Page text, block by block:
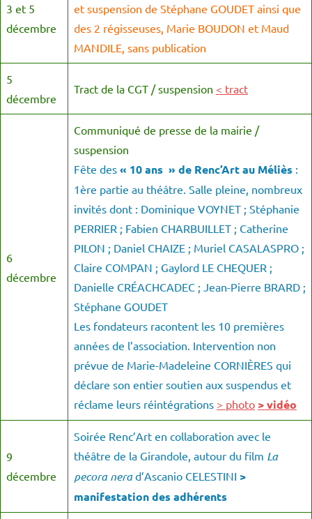
3 et 5
décembre
et suspension de Stéphane GOUDET ainsi que
des 2 régisseuses, Marie BOUDON et Maud
MANDILE, sans publication
5
décembre
Tract de la CGT / suspension < tract
6
décembre
Communiqué de presse de la mairie /
suspension
Fête des « 10 ans » de Renc’Art au Méliès :
1ère partie au théâtre. Salle pleine, nombreux
invités dont : Dominique VOYNET ; Stéphanie
PERRIER ; Fabien CHARBUILLET ; Catherine
PILON ; Daniel CHAIZE ; Muriel CASALASPRO ;
Claire COMPAN ; Gaylord LE CHEQUER ;
Danielle CRÉACHCADEC ; Jean-Pierre BRARD ;
Stéphane GOUDET
Les fondateurs racontent les 10 premières
années de l’association. Intervention non
prévue de Marie-Madeleine CORNIÈRES qui
déclare son entier soutien aux suspendus et
réclame leurs réintégrations > photo > vidéo
9
décembre
Soirée Renc’Art en collaboration avec le
théâtre de la Girandole, autour du film La
pecora nerad’Ascanio CELESTINI >
manifestation des adhérents